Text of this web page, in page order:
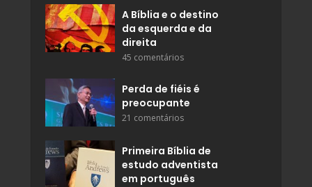
A Bíblia e o destino
da esquerda e da
direita
45 comentários
Perda de fiéis é
preocupante
21 comentários
Primeira Bíblia de
estudo adventista
em português